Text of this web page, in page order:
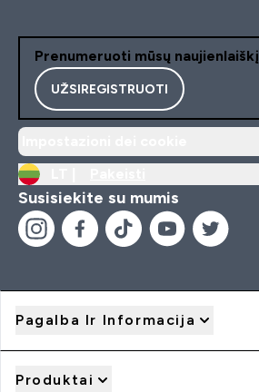
Prenumeruoti mūsų naujienlaiškį
UŽSIREGISTRUOTI
Susisiekite su mumis
Pagalba Ir Informacija
Produktai